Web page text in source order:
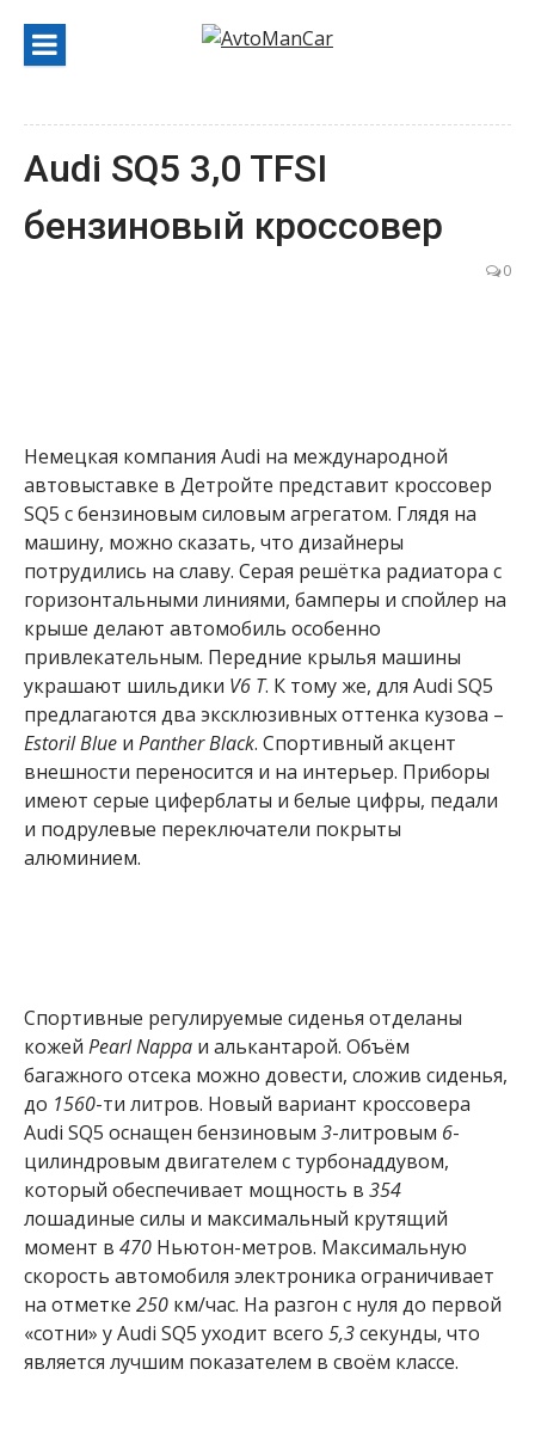
содержанию
Audi SQ5 3,0 TFSI
бензиновый кроссовер
0
Немецкая компания Audi на международной
автовыставке в Детройте представит кроссовер
SQ5 с бензиновым силовым агрегатом. Глядя на
машину, можно сказать, что дизайнеры
потрудились на славу. Серая решётка радиатора с
горизонтальными линиями, бамперы и спойлер на
крыше делают автомобиль особенно
привлекательным. Передние крылья машины
украшают шильдики V6 T. К тому же, для Audi SQ5
предлагаются два эксклюзивных оттенка кузова –
Estoril Blue и Panther Black. Спортивный акцент
внешности переносится и на интерьер. Приборы
имеют серые циферблаты и белые цифры, педали
и подрулевые переключатели покрыты
алюминием.
Спортивные регулируемые сиденья отделаны
кожей Pearl Nappa и алькантарой. Объём
багажного отсека можно довести, сложив сиденья,
до 1560-ти литров. Новый вариант кроссовера
Audi SQ5 оснащен бензиновым 3-литровым 6-
цилиндровым двигателем с турбонаддувом,
который обеспечивает мощность в 354
лошадиные силы и максимальный крутящий
момент в 470 Ньютон-метров. Максимальную
скорость автомобиля электроника ограничивает
на отметке 250 км/час. На разгон с нуля до первой
«сотни» у Audi SQ5 уходит всего 5,3секунды, что
является лучшим показателем в своём классе.